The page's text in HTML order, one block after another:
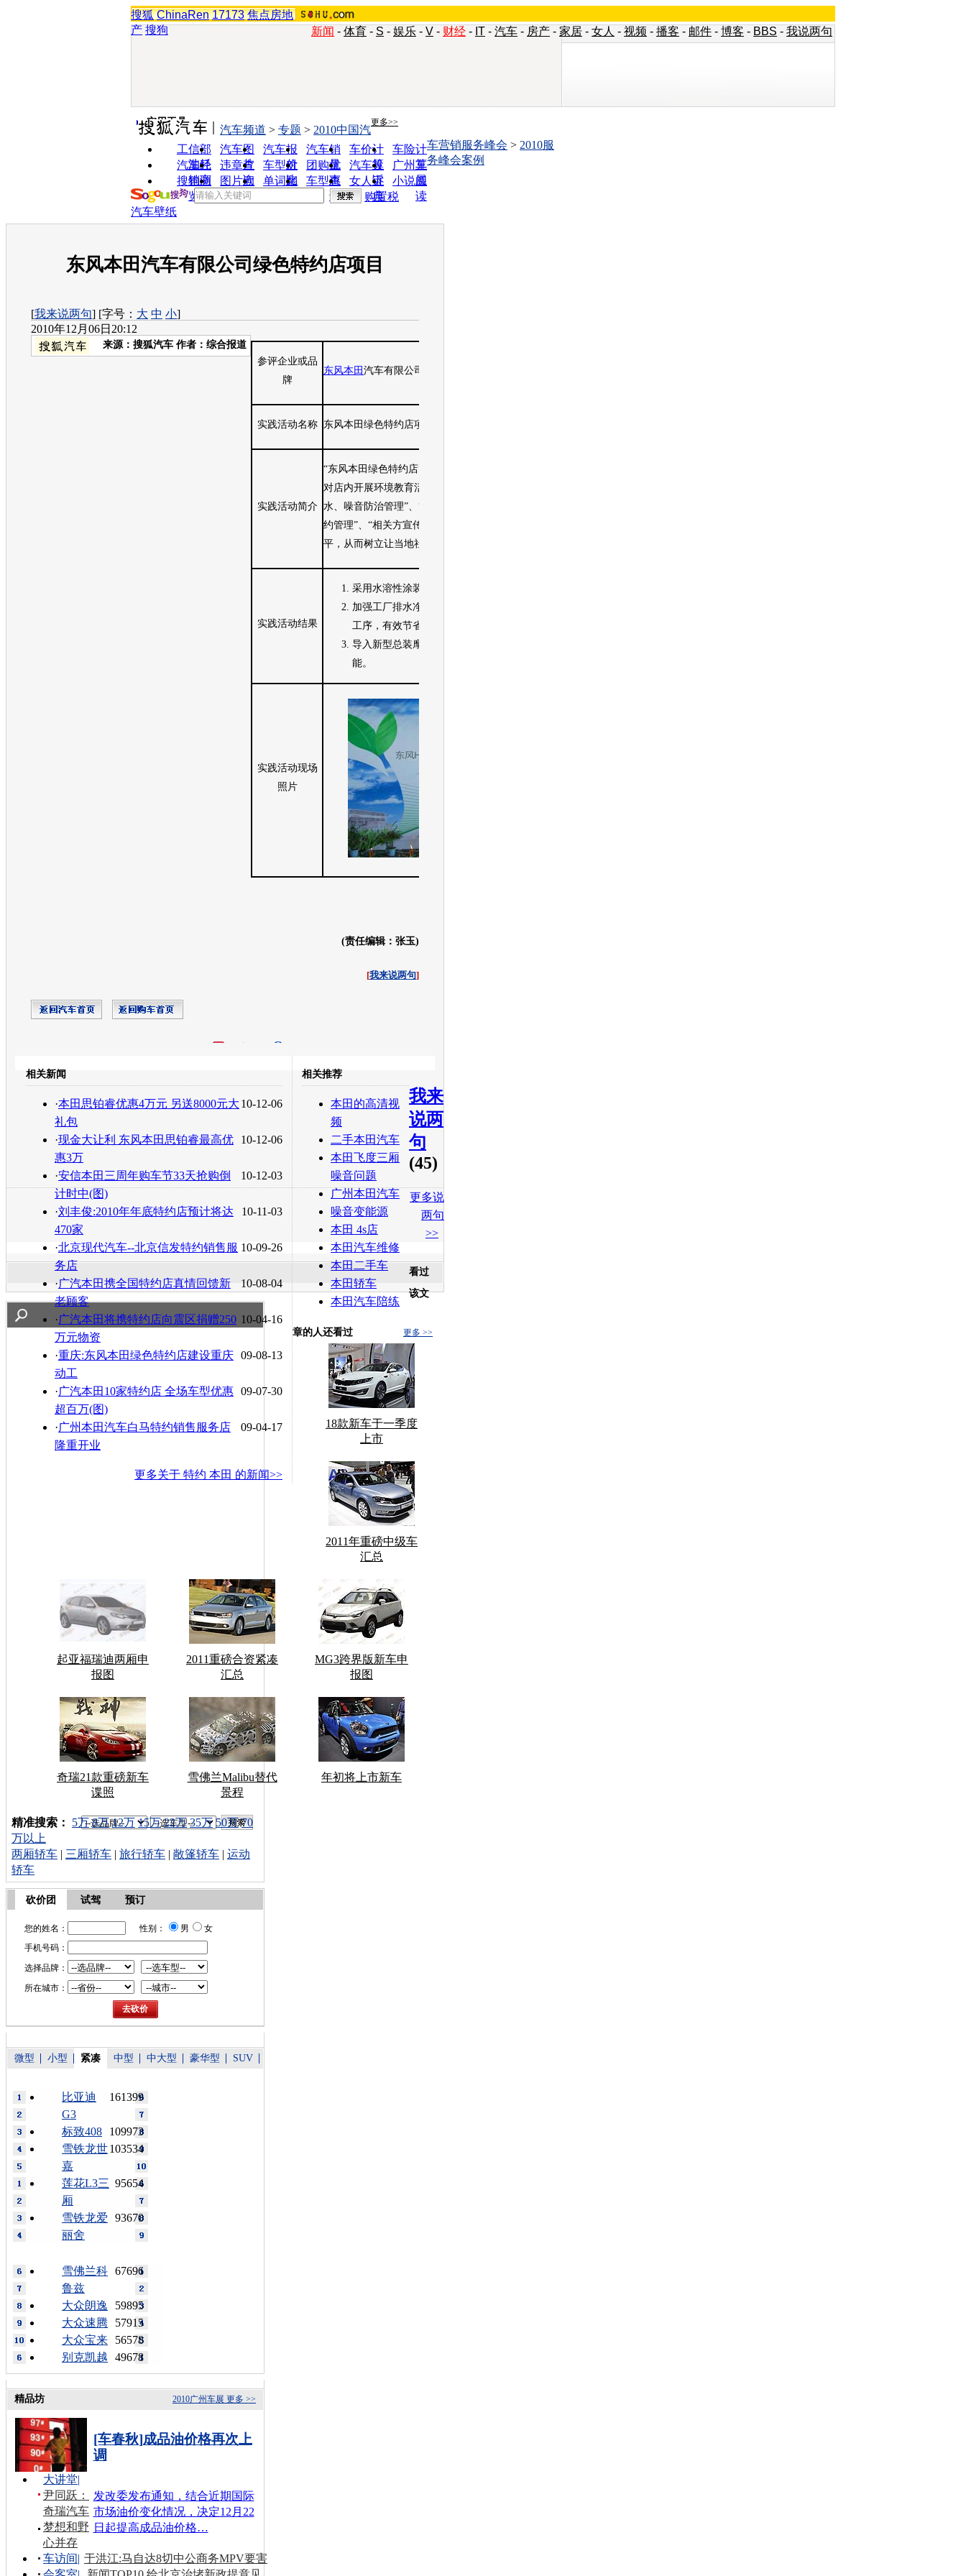
搜狐 ChinaRen 17173 焦点房地
产 搜狗 新闻 - 体育 - S - 娱乐 - V - 财经 - IT - 汽车 - 房产 - 家居 - 女人 - 视频 - 播客 - 邮件 - 博客 - BBS - 我说两句
实用工具 更多>>
工信部
油耗
汽车图
片
汽车报
价
汽车销
量
车价计
算
车险计
算
汽车经
销商
违章查
询
车型对
比
团购优
惠
汽车投
诉
广州车
展
搜狗浏
览器
图片欣
赏
单词翻
车型查
询
女人宝
典
小说阅
读
汽车频道 > 专题 > 2010中国汽
车营销服务峰会 > 2010服
务峰会案例
购置税
汽车壁纸
东风本田汽车有限公司绿色特约店项目
[我来说两句] [字号： 大 中 小]
2010年12月06日20:12
来源： 搜狐汽车 作者：综合报道
参评企业或品
牌
东风本田 汽车有限公司
实践活动名称 东风本田 绿色特约店项目
实践活动简介
“东风本田 绿色特约店”项目以遵纪守法、污染预防为基础，逐步
对店内开展环境教育活动，以“5S现场管理”、“废物、废气、污
水、噪音防治管理”、“应急响应及劳动防护管理”、“资源能源节
约管理”、“相关方宣传”为主线，不断提高各特约店的环境管理水
平，从而树立让当地社会信赖和放心的特约店。
实践活动结果
采用水溶性涂装设备，使有害物质VOC降至原来的1/10。
加强工厂排水净化和循环使用的力度，大幅缩短了各生产
工序，有效节省了水、电、气等能源。
导入新型总装摩擦输送链，大幅降低了噪音、节省了电
能。
实践活动现场
照片
(责任编辑：张玉)
[我来说两句]
转发至： 白社会 百度i贴吧
相关新闻
10-12-06
·本田思铂睿优惠4万元 另送8000元大
礼包
10-12-06
·现金大让利 东风本田思铂睿最高优
惠3万
10-12-03
·安信本田三周年购车节33天抢购倒
计时中(图)
10-11-03
·刘丰俊:2010年年底特约店预计将达
470家
10-09-26
·北京现代汽车--北京信发特约销售服
务店
10-08-04
·广汽本田携全国特约店真情回馈新
老顾客
10-04-16
·广汽本田将携特约店向震区捐赠250
万元物资
09-08-13
·重庆:东风本田绿色特约店建设重庆
动工
09-07-30
·广汽本田10家特约店 全场车型优惠
超百万(图)
09-04-17
·广州本田汽车白马特约销售服务店
隆重开业
更多关于 特约 本田 的新闻>>
相关推荐
本田的高清视
频
二手本田汽车
本田飞度三厢
噪音问题
广州本田汽车
噪音变能源
本田 4s店
本田汽车维修
本田二手车
本田轿车
本田汽车陪练
我来
说两
句
(45)
更多说
两句
>>
更多 >>
看过
该文
章的人还看过
18款新车于一季度
上市
2011年重磅中级车
汇总
起亚福瑞迪两厢申
报图
2011重磅合资紧凑
汇总
MG3跨界版新车申
报图
奇瑞21款重磅新车
谍照
雪佛兰Malibu替代
景程
年初将上市新车
车型搜索：
精准搜索： 5万 8万 12万 15万 22万 35万 50万 70
万以上
两厢轿车 | 三厢轿车 | 旅行轿车 | 敞篷轿车 | 运动
轿车
砍价团 试驾 预订
您的姓名： 性别： 男
女
手机号码：
选择品牌：
所在城市：
微型 小型 紧凑 中型 中大型 豪华型 SUV
161399
比亚迪
G3
109973
标致408
103534
雪铁龙世
嘉
95654
莲花L3三
厢
93670
雪铁龙爱
丽舍
67696
雪佛兰科
鲁兹
59895
大众朗逸
57915
大众速腾
56578
大众宝来
49678
别克凯越
更多 >>
2010广州车展
精品坊
[车春秋]成品油价格再次上
调
发改委发布通知，结合近期国际
市场油价变化情况，决定12月22
日起提高成品油价格…
大讲堂|
尹同跃：
奇瑞汽车
梦想和野
心并存
车访间| 于洪江:马自达8切中公商务MPV要害